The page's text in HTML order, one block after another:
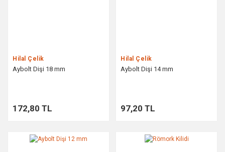
Hilal Çelik
Aybolt Dişi 18 mm
172,80 TL
Hilal Çelik
Aybolt Dişi 14 mm
97,20 TL